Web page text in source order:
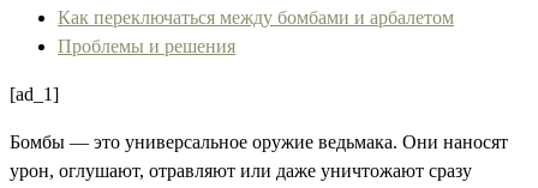
Как переключаться между бомбами и арбалетом
Проблемы и решения
[ad_1]
Бомбы — это универсальное оружие ведьмака. Они наносят
урон, оглушают, отравляют или даже уничтожают сразу